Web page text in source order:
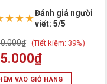
Đánh giá người
viết: 5/5
₫ (Tiết kiệm: 39%)
₫
VÀO GIỎ HÀNG